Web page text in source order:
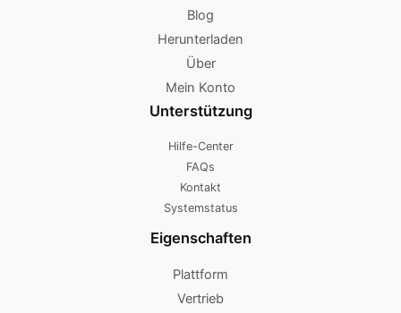
Blog
Herunterladen
Über
Mein Konto
Unterstützung
Hilfe-Center
FAQs
Kontakt
Systemstatus
Eigenschaften
Plattform
Vertrieb